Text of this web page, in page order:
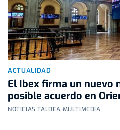
ACTUALIDAD
El Ibex firma un nuevo
posible acuerdo en
NOTICIAS TALDEA MULTIMEDIA